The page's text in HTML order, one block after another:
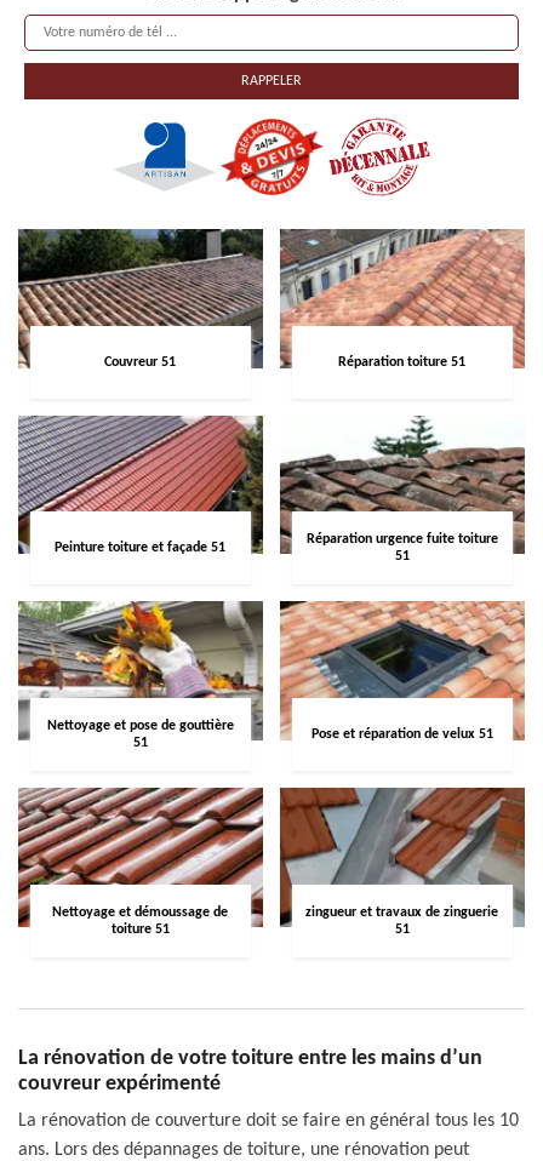
Couvreur 51 Réparation toiture 51
Peinture toiture et façade 51
Réparation urgence fuite toiture
51
Nettoyage et pose de gouttière
51
Pose et réparation de velux 51
Nettoyage et démoussage de
toiture 51
zingueur et travaux de zinguerie
51
La rénovation de votre toiture entre les mains d’un
couvreur expérimenté
La rénovation de couverture doit se faire en général tous les 10
ans. Lors des dépannages de toiture, une rénovation peut